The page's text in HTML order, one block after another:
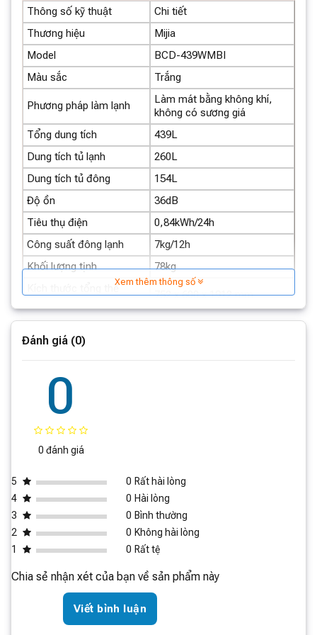
Khử khuẩn bằng công nghệ Ion bạc tiên
tiến
Công nghệ khử khuẩn bằng ion bạc được tích hợp trong
tươi ngon và an toàn cho sức khỏe.
Thông số kỹ thuật
Chi tiết
Thương hiệu
Mijia
Model
BCD-439WMBI
Màu sắc
Trắng
Phương pháp làm lạnh
Làm mát bằng không khí,
không có sương giá
Tổng dung tích
439L
Dung tích tủ lạnh
260L
Dung tích tủ đông
154L
Độ ồn
36dB
Tiêu thụ điện
0,84kWh/24h
Công suất đông lạnh
7kg/12h
Khối lượng tịnh
78kg
Kích thước tổng thể
752 x 600 x 1912 mm
Kích thước đóng gói
(Rộng x Sâu x Cao)
Xem thêm thông số
Đánh giá (0)
0
0 đánh giá
5 0 Rất hài lòng
4
0 Hài lòng
3
0 Bình thường
2
0 Không hài lòng
1
0 Rất tệ
Chia sẻ nhận xét của bạn về sản phẩm này
Viết bình luận